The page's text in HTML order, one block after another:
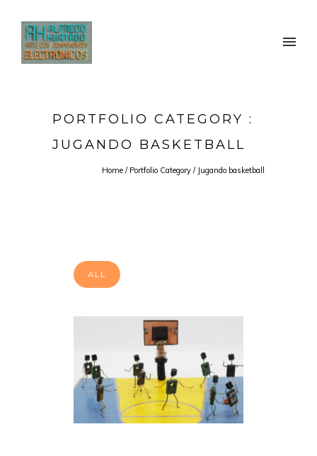
PORTFOLIO CATEGORY :
JUGANDO BASKETBALL
Home / Portfolio Category / Jugando basketball
ALL
JUGANDO BASKETBALL
Jugando basketball